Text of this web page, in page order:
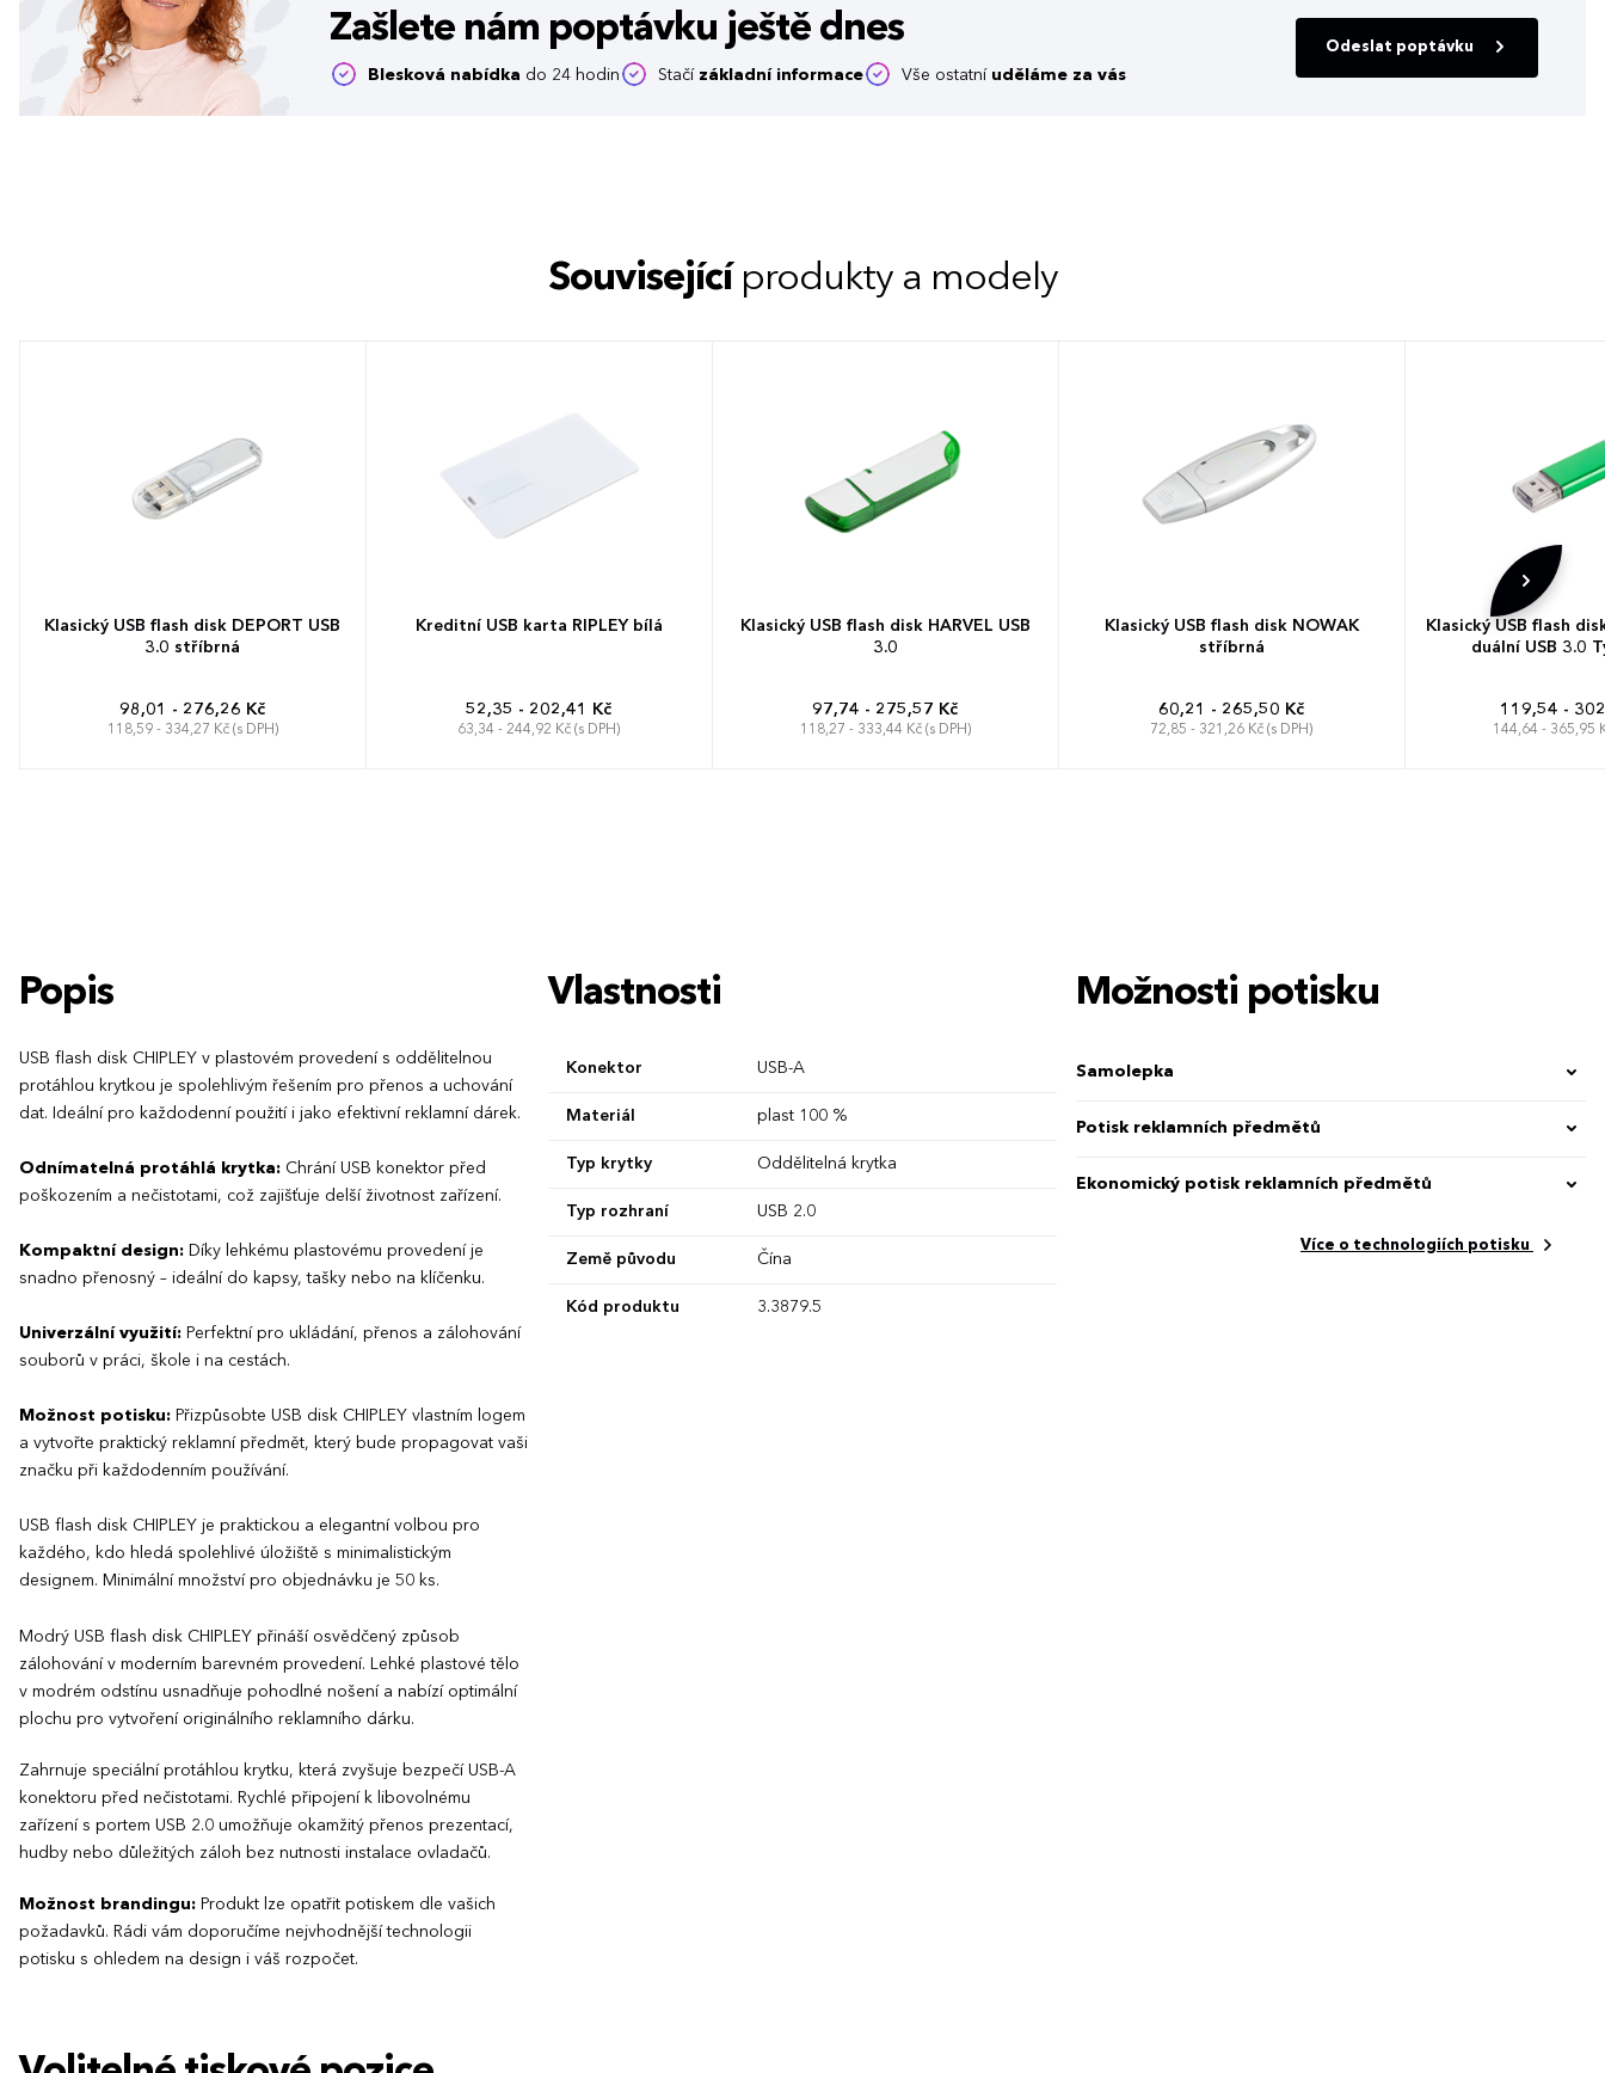
Zašlete nám poptávku ještě dnes
Blesková nabídka do 24 hodin Stačí základní informace Vše ostatní uděláme za vás
Odeslat poptávku
Související produkty a modely
Klasický USB flash disk DEPORT USB
3.0 stříbrná
98,01 - 276,26 Kč
118,59 - 334,27 Kč (s DPH)
Kreditní USB karta RIPLEY bílá
52,35 - 202,41 Kč
63,34 - 244,92 Kč (s DPH)
Klasický USB flash disk HARVEL USB
3.0
97,74 - 275,57 Kč
118,27 - 333,44 Kč (s DPH)
Klasický USB flash disk NOWAK
stříbrná
60,21 - 265,50 Kč
72,85 - 321,26 Kč (s DPH)
Klasický USB flash
duální USB 3.0
119,54 -
144,64 - 365,95
Popis
USB flash disk CHIPLEY v plastovém provedení s oddělitelnou
protáhlou krytkou je spolehlivým řešením pro přenos a uchování
dat. Ideální pro každodenní použití i jako efektivní reklamní dárek.
Odnímatelná protáhlá krytka: Chrání USB konektor před
poškozením a nečistotami, což zajišťuje delší životnost zařízení.
Kompaktní design: Díky lehkému plastovému provedení je
snadno přenosný – ideální do kapsy, tašky nebo na klíčenku.
Univerzální využití: Perfektní pro ukládání, přenos a zálohování
souborů v práci, škole i na cestách.
Možnost potisku: Přizpůsobte USB disk CHIPLEY vlastním logem
a vytvořte praktický reklamní předmět, který bude propagovat vaši
značku při každodenním používání.
USB flash disk CHIPLEY je praktickou a elegantní volbou pro
každého, kdo hledá spolehlivé úložiště s minimalistickým
designem. Minimální množství pro objednávku je 50 ks.
Modrý USB flash disk CHIPLEY přináší osvědčený způsob
zálohování v moderním barevném provedení. Lehké plastové tělo
v modrém odstínu usnadňuje pohodlné nošení a nabízí optimální
plochu pro vytvoření originálního reklamního dárku.
Zahrnuje speciální protáhlou krytku, která zvyšuje bezpečí USB-A
konektoru před nečistotami. Rychlé připojení k libovolnému
zařízení s portem USB 2.0 umožňuje okamžitý přenos prezentací,
hudby nebo důležitých záloh bez nutnosti instalace ovladačů.
Možnost brandingu: Produkt lze opatřit potiskem dle vašich
požadavků. Rádi vám doporučíme nejvhodnější technologii
potisku s ohledem na design i váš rozpočet.
Vlastnosti
Konektor USB-A
Materiál plast 100 %
Typ krytky Oddělitelná krytka
Typ rozhraní USB 2.0
Země původu Čína
Kód produktu 3.3879.5
Možnosti potisku
Samolepka
Potisk reklamních předmětů
Ekonomický potisk reklamních předmětů
Více o technologiích potisku